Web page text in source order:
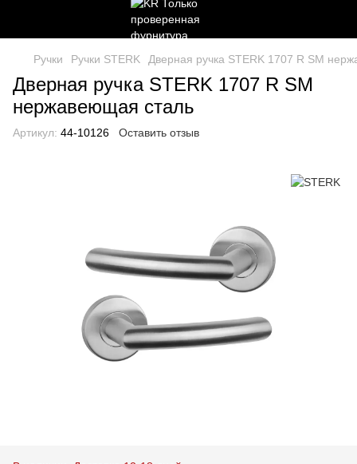
Ручки Ручки STERK Дверная ручка STERK 1707 R SM
Дверная ручка STERK 1707 R SM
нержавеющая сталь
Артикул: 44-10126 Оставить отзыв